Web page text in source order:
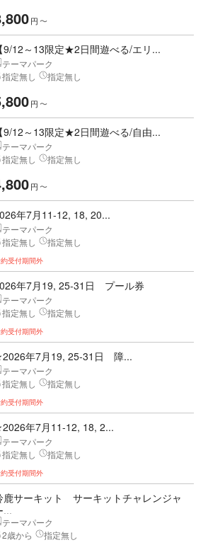
円 〜
【9/12～13限定★2日間遊べる/エリ...
テーマパーク
指定無し
指定無し
円 〜
【9/12～13限定★2日間遊べる/自由...
テーマパーク
指定無し
指定無し
円 〜
年7月11-12, 18, 20...
テーマパーク
指定無し
指定無し
受付期間外
年7月19, 25-31日 プール券
テーマパーク
指定無し
指定無し
受付期間外
年7月19, 25-31日 障...
テーマパーク
指定無し
指定無し
受付期間外
年7月11-12, 18, 2...
テーマパーク
指定無し
指定無し
受付期間外
鹿サーキット サーキットチャレンジャ
...
テーマパーク
2歳から
指定無し